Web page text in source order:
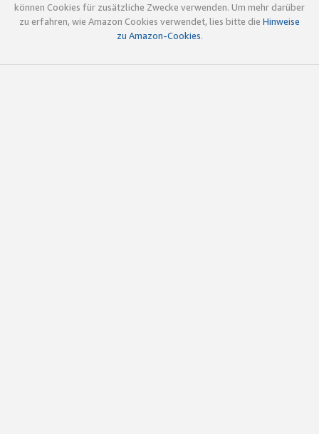
können Cookies für zusätzliche Zwecke verwenden. Um mehr darüber
zu erfahren, wie Amazon Cookies verwendet, lies bitte die Hinweise
zu Amazon-Cookies.